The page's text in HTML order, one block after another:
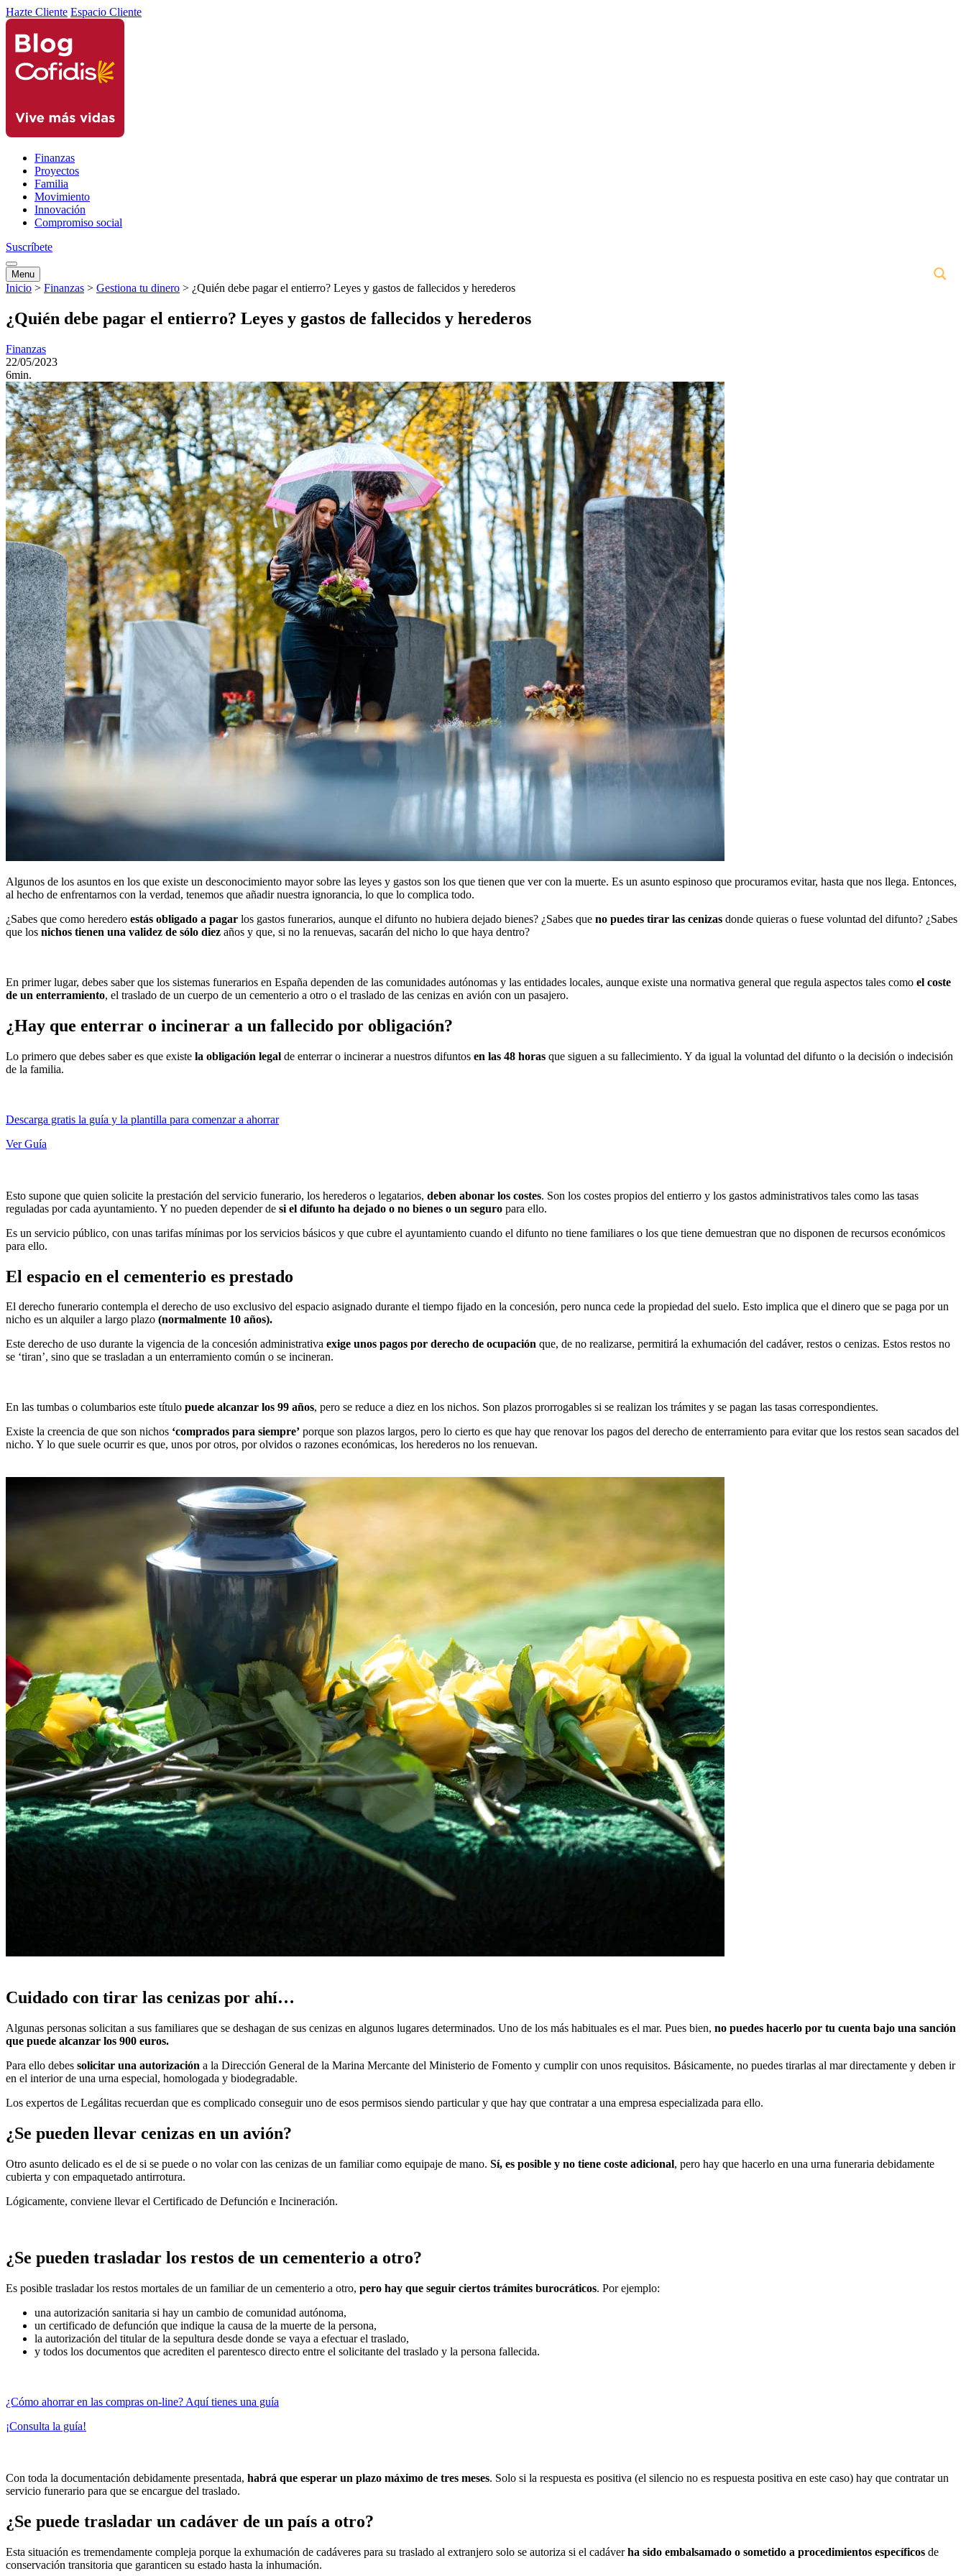
Hazte Cliente Espacio Cliente
Finanzas
Proyectos
Familia
Movimiento
Innovación
Compromiso social
Suscríbete
Menu
Inicio > Finanzas > Gestiona tu dinero > ¿Quién debe pagar el entierro? Leyes y gastos de fallecidos y herederos
¿Quién debe pagar el entierro? Leyes y gastos de fallecidos y herederos
Finanzas
22/05/2023
6min.
Algunos de los asuntos en los que existe un desconocimiento mayor sobre las leyes y gastos son los que tienen que ver con la muerte. Es un asunto espinoso que procuramos evitar, hasta que nos llega. Entonces,
al hecho de enfrentarnos con la verdad, tenemos que añadir nuestra ignorancia, lo que lo complica todo.
¿Sabes que como heredero estás obligado a pagar los gastos funerarios, aunque el difunto no hubiera dejado bienes? ¿Sabes que no puedes tirar las cenizas donde quieras o fuese voluntad del difunto? ¿Sabes
que los nichos tienen una validez de sólo diez años y que, si no la renuevas, sacarán del nicho lo que haya dentro?
En primer lugar, debes saber que los sistemas funerarios en España dependen de las comunidades autónomas y las entidades locales, aunque existe una normativa general que regula aspectos tales como el coste
de un enterramiento, el traslado de un cuerpo de un cementerio a otro o el traslado de las cenizas en avión con un pasajero.
¿Hay que enterrar o incinerar a un fallecido por obligación?
Lo primero que debes saber es que existe la obligación legal de enterrar o incinerar a nuestros difuntos en las 48 horas que siguen a su fallecimiento. Y da igual la voluntad del difunto o la decisión o indecisión
de la familia.
Descarga gratis la guía y la plantilla para comenzar a ahorrar
Ver Guía
Esto supone que quien solicite la prestación del servicio funerario, los herederos o legatarios, deben abonar los costes. Son los costes propios del entierro y los gastos administrativos tales como las tasas
reguladas por cada ayuntamiento. Y no pueden depender de si el difunto ha dejado o no bienes o un seguro para ello.
Es un servicio público, con unas tarifas mínimas por los servicios básicos y que cubre el ayuntamiento cuando el difunto no tiene familiares o los que tiene demuestran que no disponen de recursos económicos
para ello.
El espacio en el cementerio es prestado
El derecho funerario contempla el derecho de uso exclusivo del espacio asignado durante el tiempo fijado en la concesión, pero nunca cede la propiedad del suelo. Esto implica que el dinero que se paga por un
nicho es un alquiler a largo plazo (normalmente 10 años).
Este derecho de uso durante la vigencia de la concesión administrativa exige unos pagos por derecho de ocupación que, de no realizarse, permitirá la exhumación del cadáver, restos o cenizas. Estos restos no
se ‘tiran’, sino que se trasladan a un enterramiento común o se incineran.
En las tumbas o columbarios este título puede alcanzar los 99 años, pero se reduce a diez en los nichos. Son plazos prorrogables si se realizan los trámites y se pagan las tasas correspondientes.
Existe la creencia de que son nichos ‘comprados para siempre’ porque son plazos largos, pero lo cierto es que hay que renovar los pagos del derecho de enterramiento para evitar que los restos sean sacados del
nicho. Y lo que suele ocurrir es que, unos por otros, por olvidos o razones económicas, los herederos no los renuevan.
Cuidado con tirar las cenizas por ahí…
Algunas personas solicitan a sus familiares que se deshagan de sus cenizas en algunos lugares determinados. Uno de los más habituales es el mar. Pues bien, no puedes hacerlo por tu cuenta bajo una sanción
que puede alcanzar los 900 euros.
Para ello debes solicitar una autorización a la Dirección General de la Marina Mercante del Ministerio de Fomento y cumplir con unos requisitos. Básicamente, no puedes tirarlas al mar directamente y deben ir
en el interior de una urna especial, homologada y biodegradable.
Los expertos de Legálitas recuerdan que es complicado conseguir uno de esos permisos siendo particular y que hay que contratar a una empresa especializada para ello.
¿Se pueden llevar cenizas en un avión?
Otro asunto delicado es el de si se puede o no volar con las cenizas de un familiar como equipaje de mano. Sí, es posible y no tiene coste adicional, pero hay que hacerlo en una urna funeraria debidamente
cubierta y con empaquetado antirrotura.
Lógicamente, conviene llevar el Certificado de Defunción e Incineración.
¿Se pueden trasladar los restos de un cementerio a otro?
Es posible trasladar los restos mortales de un familiar de un cementerio a otro, pero hay que seguir ciertos trámites burocráticos. Por ejemplo:
una autorización sanitaria si hay un cambio de comunidad autónoma,
un certificado de defunción que indique la causa de la muerte de la persona,
la autorización del titular de la sepultura desde donde se vaya a efectuar el traslado,
y todos los documentos que acrediten el parentesco directo entre el solicitante del traslado y la persona fallecida.
¿Cómo ahorrar en las compras on-line? Aquí tienes una guía
¡Consulta la guía!
Con toda la documentación debidamente presentada, habrá que esperar un plazo máximo de tres meses. Solo si la respuesta es positiva (el silencio no es respuesta positiva en este caso) hay que contratar un
servicio funerario para que se encargue del traslado.
¿Se puede trasladar un cadáver de un país a otro?
Esta situación es tremendamente compleja porque la exhumación de cadáveres para su traslado al extranjero solo se autoriza si el cadáverha sido embalsamado o sometido a procedimientos específicos de
conservación transitoria que garanticen su estado hasta la inhumación.